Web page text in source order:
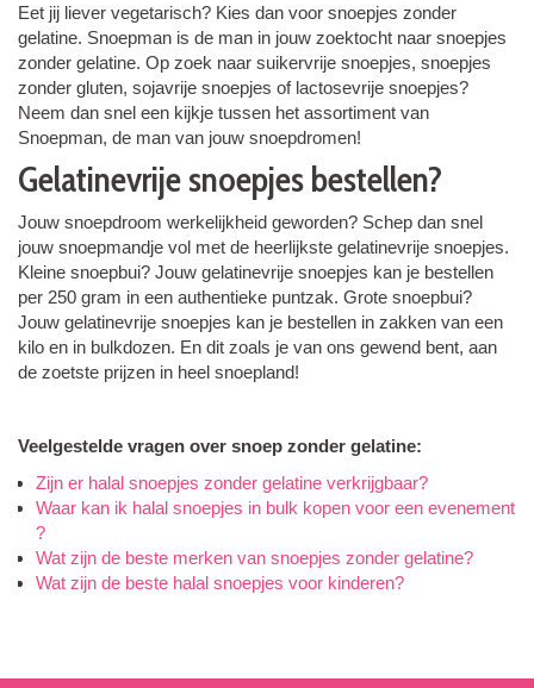
Eet jij liever vegetarisch? Kies dan voor snoepjes zonder
gelatine. Snoepman is de man in jouw zoektocht naar snoepjes
zonder gelatine. Op zoek naar suikervrije snoepjes, snoepjes
zonder gluten, sojavrije snoepjes of lactosevrije snoepjes?
Neem dan snel een kijkje tussen het assortiment van
Snoepman, de man van jouw snoepdromen!
Gelatinevrije snoepjes bestellen?
Jouw snoepdroom werkelijkheid geworden? Schep dan snel
jouw snoepmandje vol met de heerlijkste gelatinevrije snoepjes.
Kleine snoepbui? Jouw gelatinevrije snoepjes kan je bestellen
per 250 gram in een authentieke puntzak. Grote snoepbui?
Jouw gelatinevrije snoepjes kan je bestellen in zakken van een
kilo en in bulkdozen. En dit zoals je van ons gewend bent, aan
de zoetste prijzen in heel snoepland!
Veelgestelde vragen over snoep zonder gelatine:
Zijn er halal snoepjes zonder gelatine verkrijgbaar?
Waar kan ik halal snoepjes in bulk kopen voor een evenement
?
Wat zijn de beste merken van snoepjes zonder gelatine?
Wat zijn de beste halal snoepjes voor kinderen?